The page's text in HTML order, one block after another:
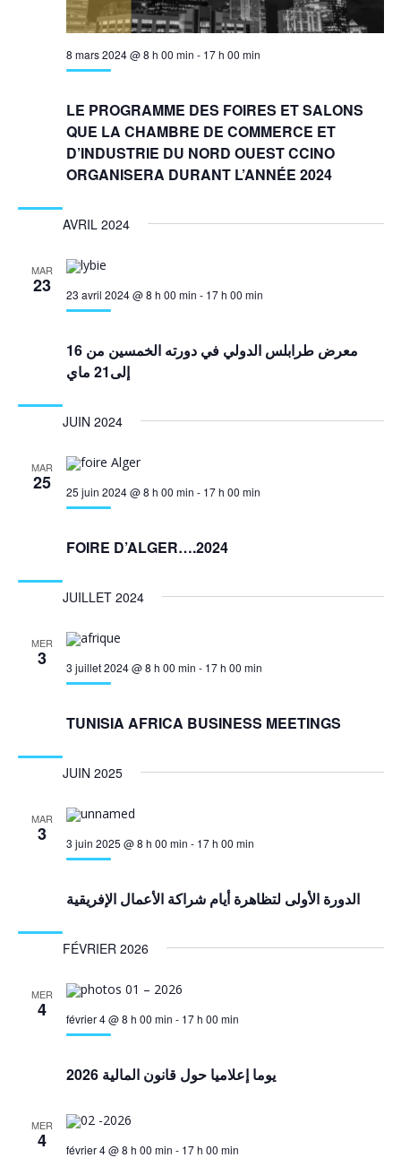
8 mars 2024 @ 8 h 00 min - 17 h 00 min
LE PROGRAMME DES FOIRES ET SALONS
QUE LA CHAMBRE DE COMMERCE ET
D’INDUSTRIE DU NORD OUEST CCINO
ORGANISERA DURANT L’ANNÉE 2024
AVRIL 2024
MAR
23 23 avril 2024 @ 8 h 00 min - 17 h 00 min
معرض طرابلس الدولي في دورته الخمسين من 16
إلى21 ماي
JUIN 2024
MAR
25 25 juin 2024 @ 8 h 00 min - 17 h 00 min
FOIRE D’ALGER….2024
JUILLET 2024
MER
3 3 juillet 2024 @ 8 h 00 min - 17 h 00 min
TUNISIA AFRICA BUSINESS MEETINGS
JUIN 2025
MAR
3 3 juin 2025 @ 8 h 00 min - 17 h 00 min
الدورة الأولى لتظاهرة أيام شراكة الأعمال الإفريقية
FÉVRIER 2026
MER
4 février 4 @ 8 h 00 min - 17 h 00 min
2026 يوما إعلاميا حول قانون المالية
MER
4 février 4 @ 8 h 00 min - 17 h 00 min